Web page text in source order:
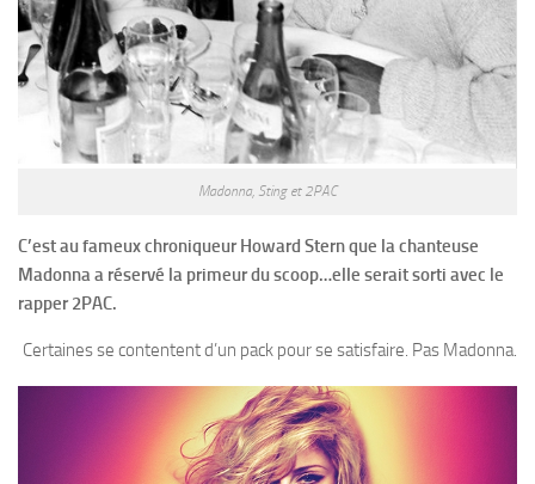
Madonna, Sting et 2PAC
C’est au fameux chroniqueur Howard Stern que la chanteuse
Madonna a réservé la primeur du scoop…elle serait sorti avec le
rapper 2PAC.
Certaines se contentent d’un pack pour se satisfaire. Pas Madonna.